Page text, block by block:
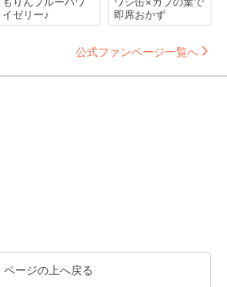
イゼリー♪
即席おかず
公式ファンページ一覧へ
ページの上へ戻る